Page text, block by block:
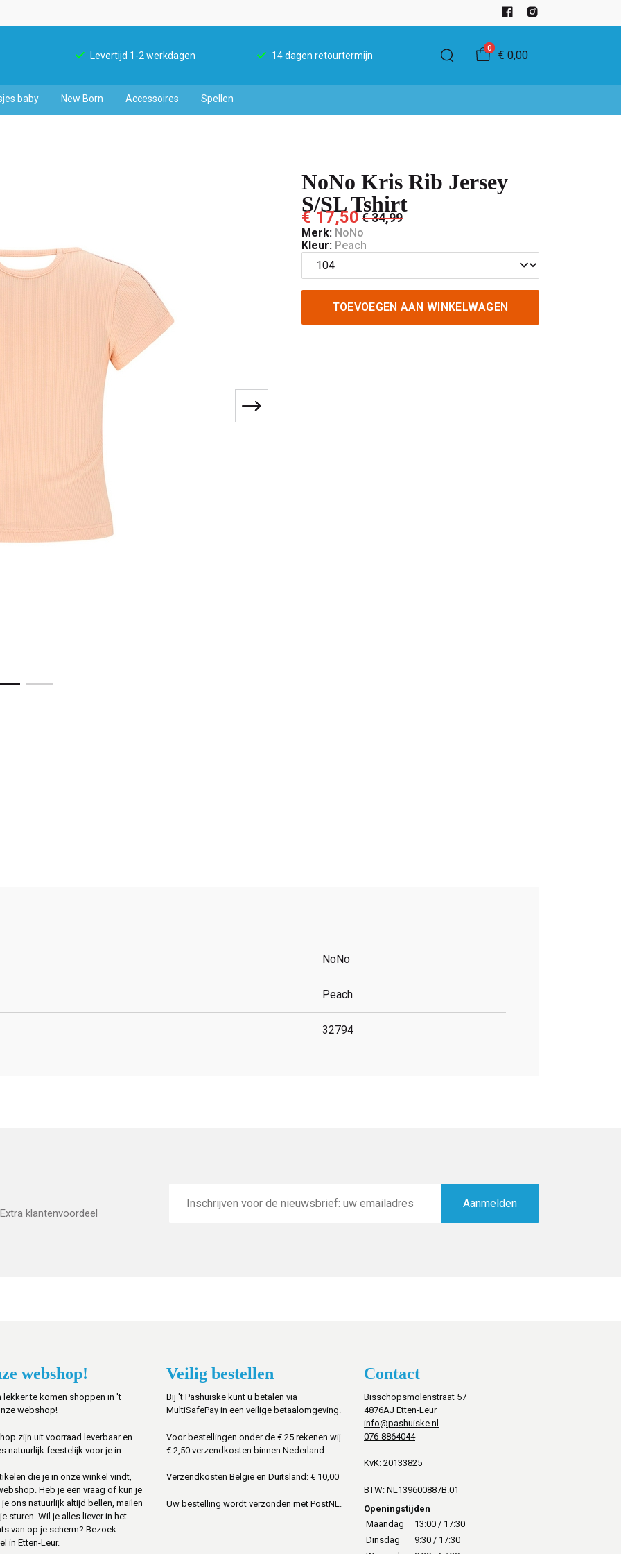
Levertijd 1-2 werkdagen 14 dagen retourtermijn
0
€ 0,00
baby New Born Accessoires Spellen
NoNo Kris Rib Jersey
S/SL Tshirt
€ 17,50€ 34,99
Merk: NoNo
Kleur: Peach
TOEVOEGEN AAN WINKELWAGEN
NoNo
Peach
32794
klantenvoordeel
mailadres
Aanmelden
webshop!
lekker te komen shoppen in 't
webshop!
zijn uit voorraad leverbaar en
natuurlijk feestelijk voor je in.
die je in onze winkel vindt,
Heb je een vraag of kun je
ons natuurlijk altijd bellen, mailen
sturen. Wil je alles liever in het
van op je scherm? Bezoek
in Etten-Leur.
Veilig bestellen
Bij 't Pashuiske kunt u betalen via
MultiSafePay in een veilige betaalomgeving.
Voor bestellingen onder de € 25 rekenen wij
€ 2,50 verzendkosten binnen Nederland.
Verzendkosten België en Duitsland: € 10,00
Uw bestelling wordt verzonden met PostNL.
Contact
Bisschopsmolenstraat 57
4876AJ Etten-Leur
info@pashuiske.nl
076-8864044
KvK: 20133825
BTW: NL139600887B.01
Openingstijden
Maandag
13:00 / 17:30
Dinsdag
9:30 / 17:30